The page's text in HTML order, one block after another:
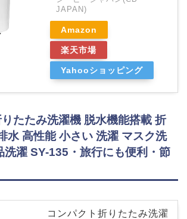
JAPAN)
Amazon
楽天市場
Yahooショッピング
たたみ洗濯機 脱水機能搭載 折
水 高性能 小さい 洗濯 マスク洗
洗濯 SY-135・旅行にも便利・節
コンパクト折りたたみ洗濯